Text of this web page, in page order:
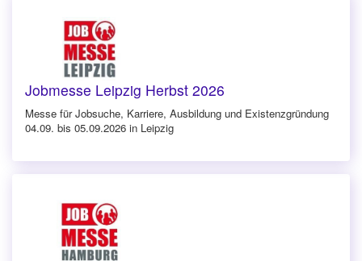
Jobmesse Leipzig Herbst 2026
Messe für Jobsuche, Karriere, Ausbildung und Existenzgründung
04.09. bis 05.09.2026 in Leipzig